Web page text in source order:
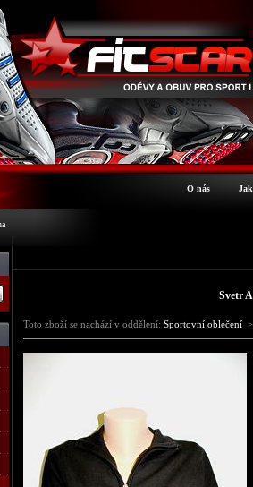
O nás
Svetr
Toto zboží se nachází v oddělení: Sportovní oblečení